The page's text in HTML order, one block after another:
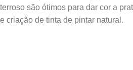
terroso são ótimos para dar cor a
e criação de tinta de pintar natural.